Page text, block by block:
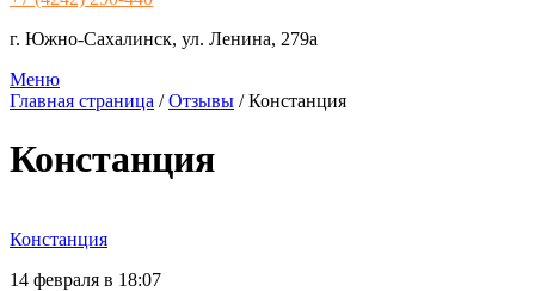
г. Южно-Сахалинск, ул. Ленина, 279а
Меню
Главная страница /Отзывы /Констанция
Констанция
Констанция
14 февраля в 18:07